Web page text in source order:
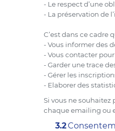
- Le respect d’une
- La préservation de
C’est dans ce cadre
- Vous informer des
- Vous contacter
- Garder une trace
- Gérer les
- Elaborer des
Si vous ne
chaque emailing ou
3.2